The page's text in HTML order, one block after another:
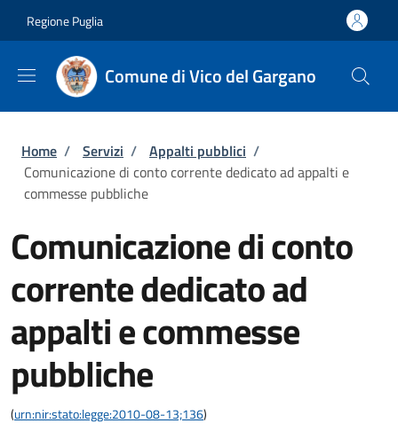
Regione Puglia
Comune di Vico del Gargano
Briciole di pane
Home / Servizi / Appalti pubblici /
Comunicazione di conto corrente dedicato ad appalti e
commesse pubbliche
Comunicazione di conto
corrente dedicato ad
appalti e commesse
pubbliche
(urn:nir:stato:legge:2010-08-13;136)